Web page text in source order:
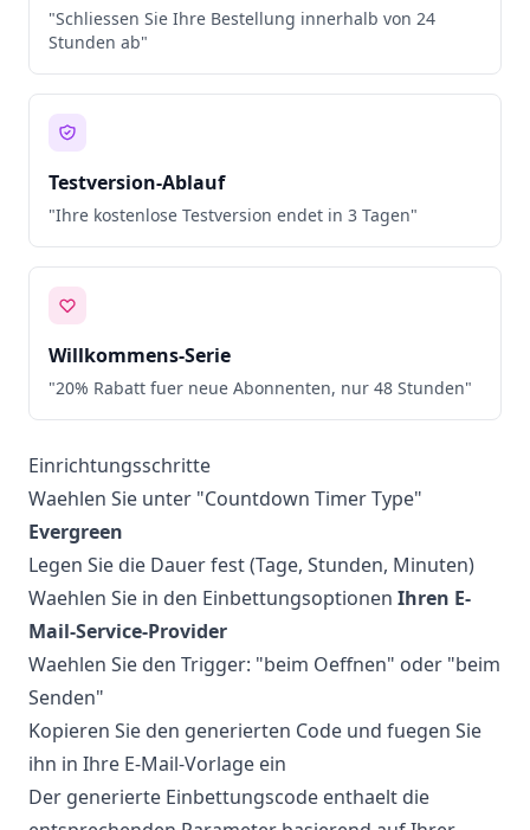
"Schliessen Sie Ihre Bestellung innerhalb von 24
Stunden ab"
Testversion-Ablauf
"Ihre kostenlose Testversion endet in 3 Tagen"
Willkommens-Serie
"20% Rabatt fuer neue Abonnenten, nur 48 Stunden"
Einrichtungsschritte
Waehlen Sie unter "Countdown Timer Type"
Evergreen
Legen Sie die Dauer fest (Tage, Stunden, Minuten)
Waehlen Sie in den Einbettungsoptionen Ihren E-
Mail-Service-Provider
Waehlen Sie den Trigger: "beim Oeffnen" oder "beim
Senden"
Kopieren Sie den generierten Code und fuegen Sie
ihn in Ihre E-Mail-Vorlage ein
Der generierte Einbettungscode enthaelt die